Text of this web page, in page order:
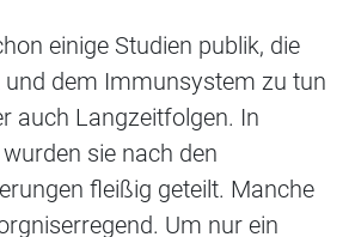
einige Studien publik, die
und dem Immunsystem zu tun
auch Langzeitfolgen. In
sie nach den
fleißig geteilt. Manche
Um nur ein